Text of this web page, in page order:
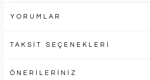
YORUMLAR
TAKSİT SEÇENEKLERİ
ÖNERİLERİNİZ